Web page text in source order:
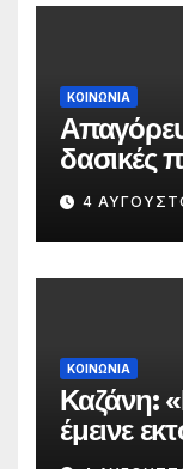
ΚΟΙΝΩΝΙΑ
δασικές
πολύ
4
ΚΟΙΝΩΝΙΑ
Καζάνη:
έμεινε